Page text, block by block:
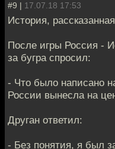
#9 | 17.07.18 17:53
История,
После игры Россия -
за бугра спросил:
- Что было написано
России вынесла на
Друган ответил:
- Без понятия, я был